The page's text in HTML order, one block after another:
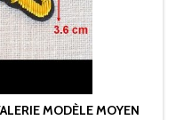
MODÈLE MOYEN